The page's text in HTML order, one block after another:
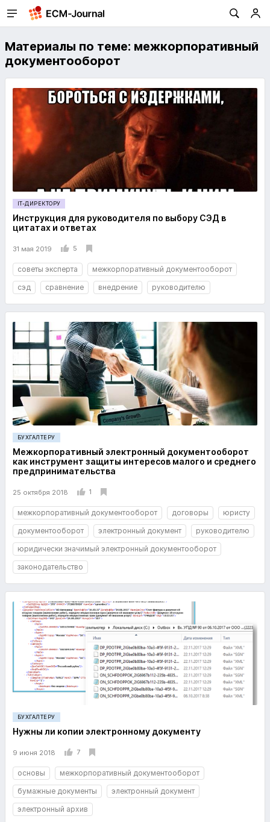
Материалы по теме: межкорпоративный
документооборот
IT-ДИРЕКТОРУ
Инструкция для руководителя по выбору СЭД в
цитатах и ответах
31 мая 2019 5
советы эксперта
межкорпоративный документооборот
сэд
сравнение внедрение руководителю
БУХГАЛТЕРУ
Межкорпоративный электронный документооборот
как инструмент защиты интересов малого и среднего
предпринимательства
25 октября 2018 1
межкорпоративный документооборот договоры
юристу
документооборот
электронный документ
руководителю
юридически значимый электронный документооборот
законодательство
БУХГАЛТЕРУ
Нужны ли копии электронному документу
9 июня 2018 7
основы
межкорпоративный документооборот
бумажные документы
электронный документ
электронный архив